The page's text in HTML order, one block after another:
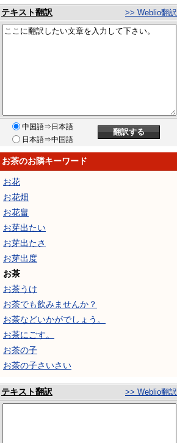
テキスト翻訳 >> Weblio翻訳
中国語⇒日本語
日本語⇒中国語
お茶のお隣キーワード
お花
お花畑
お花畠
お芽出たい
お芽出たさ
お芽出度
お茶
お茶うけ
お茶でも飲みませんか？
お茶などいかがでしょう。
お茶にごす。
お茶の子
お茶の子さいさい
テキスト翻訳 >> Weblio翻訳